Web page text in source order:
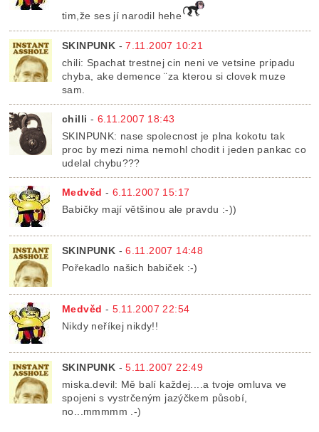
tim,že ses jí narodil hehe
SKINPUNK -7.11.2007 10:21
chili: Spachat trestnej cin neni ve vetsine pripadu
chyba, ake demence ¨za kterou si clovek muze
sam.
chilli - 6.11.2007 18:43
SKINPUNK: nase spolecnost je plna kokotu tak
proc by mezi nima nemohl chodit i jeden pankac co
udelal chybu???
Medvěd - 6.11.2007 15:17
Babičky mají většinou ale pravdu :-))
SKINPUNK -6.11.2007 14:48
Pořekadlo našich babiček :-)
Medvěd - 5.11.2007 22:54
Nikdy neříkej nikdy!!
SKINPUNK -5.11.2007 22:49
miska.devil: Mě balí každej....a tvoje omluva ve
spojeni s vystrčeným jazýčkem působí,
no...mmmmm .-)